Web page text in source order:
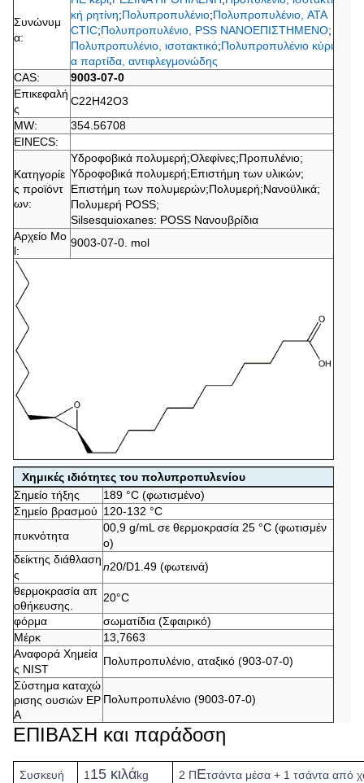
Συνώνυμ
α:
κή ρητίνη;Πολυπροπυλένιο;Πολυπροπυλένιο, ATA
CTIC;Πολυπροπυλένιο, PSS ΝΑΝΟΕΠΙΣΤΗΜΕΝΟ;
Πολυπροπυλένιο, ισοτακτικό;Πολυπροπυλένιο κύρι
α παρτίδα, αντιφλεγμονώδης
CAS:
9003-07-0
Επικεφαλή
ς
C22H42O3
MW:
354.56708
EINECS:
Κατηγορίε
ς προϊόντ
ων:
Υδροφοβικά πολυμερή;Ολεφίνες;Προπυλένιο;
Υδροφοβικά πολυμερή;Επιστήμη των υλικών;
Επιστήμη των πολυμερών;Πολυμερή;Νανοϋλικά;
Πολυμερή POSS;
Silsesquioxanes: POSS Νανουβρίδια
Αρχείο Mo
l:
9003-07-0. mol
Χημικές ιδιότητες του πολυπροπυλενίου
Σημείο τήξης
189 °C (φωτισμένο)
Σημείο βρασμού 120-132 °C
πυκνότητα
00,9 g/mL σε θερμοκρασία 25 °C (φωτισμέν
ο)
δείκτης διάθλαση
ς
n20/D1.49 (φωτεινά)
θερμοκρασία απ
οθήκευσης.
20°C
φόρμα
σωματίδια (Σφαιρικό)
Μέρκ
13,7663
Αναφορά Χημεία
ς NIST
Πολυπροπυλένιο, αταξικό (903-07-0)
Σύστημα καταχώ
ρισης ουσιών EP
A
Πολυπροπυλένιο (9003-07-0)
ΕΠΙΒΑΣΗ και παράδοση
Συσκευή 1 15 κιλάkg
2 ΠΕτσάντα μέσα + 1 τσάντα από